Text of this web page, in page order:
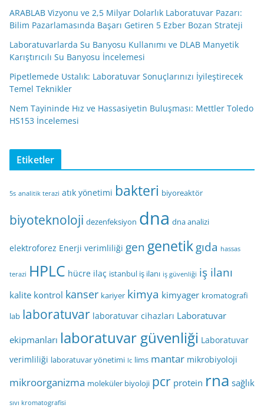
ARABLAB Vizyonu ve 2,5 Milyar Dolarlık Laboratuvar Pazarı:
Bilim Pazarlamasında Başarı Getiren 5 Ezber Bozan Strateji
Laboratuvarlarda Su Banyosu Kullanımı ve DLAB Manyetik
Karıştırıcılı Su Banyosu İncelemesi
Pipetlemede Ustalık: Laboratuvar Sonuçlarınızı İyileştirecek
Temel Teknikler
Nem Tayininde Hız ve Hassasiyetin Buluşması: Mettler Toledo
HS153 İncelemesi
Etiketler
5s analitik terazi atık yönetimi bakteri biyoreaktör
biyoteknoloji dezenfeksiyon dna dna analizi
elektroforez Enerji verimliliği gen genetikgıda hassas
terazi HPLC hücre ilaç istanbul iş ilanı iş güvenliği iş ilanı
kalite kontrol kanser kariyer kimya kimyager kromatografi
lab laboratuvar laboratuvar cihazları Laboratuvar
ekipmanları laboratuvar güvenliği Laboratuvar
verimliliği laboratuvar yönetimi lc lims mantar mikrobiyoloji
mikroorganizma moleküler biyoloji pcr protein rna sağlık
sıvı kromatografisi